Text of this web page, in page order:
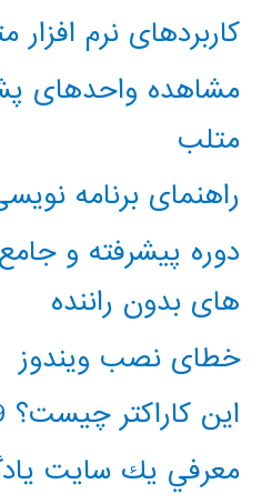
کاربردهای نرم افزار
مشاهده واحدهای
متلب
راهنمای برنامه
دوره پیشرفته و
های بدون راننده
خطای نصب ویندوز
این کاراکتر چیست؟ 65279
معرفي يك سايت